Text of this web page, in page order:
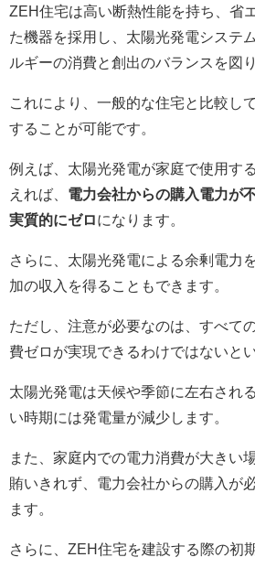
ZEH住宅は高い断熱性能を持ち、省
た機器を採用し、太陽光発電システ
ルギーの消費と創出のバランスを図
これにより、一般的な住宅と比較し
することが可能です。
例えば、太陽光発電が家庭で使用す
えれば、 電力会社からの購入電力が
実質的にゼロになります。
さらに、太陽光発電による余剰電力
加の収入を得ることもできます。
ただし、注意が必要なのは、すべて
費ゼロが実現できるわけではないと
太陽光発電は天候や季節に左右され
い時期には発電量が減少します。
また、家庭内での電力消費が大きい
賄いきれず、電力会社からの購入が
ます。
さらに、ZEH住宅を建設する際の初